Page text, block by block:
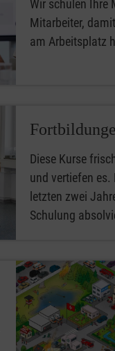
Wir schulen Ihre
Mitarbeiter,
am Arbeitsplatz
Diese Kurse
und vertiefen es.
letzten zwei
Schulung